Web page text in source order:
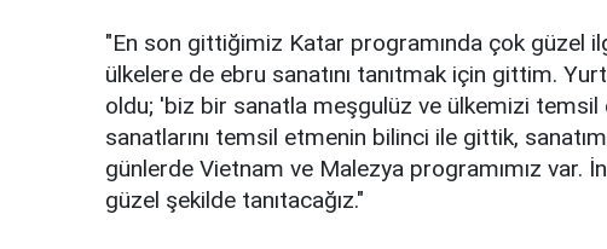
"En son gittiğimiz Katar programında çok güzel
ülkelere de ebru sanatını tanıtmak için gittim.
oldu; 'biz bir sanatla meşgulüz ve ülkemizi
sanatlarını temsil etmenin bilinci ile gittik,
günlerde Vietnam ve Malezya programımız var.
güzel şekilde tanıtacağız."